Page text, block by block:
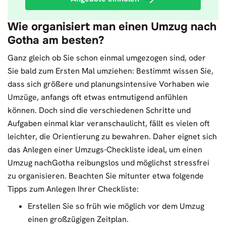
Wie organisiert man einen Umzug nach
Gotha am besten?
Ganz gleich ob Sie schon einmal umgezogen sind, oder
Sie bald zum Ersten Mal umziehen: Bestimmt wissen Sie,
dass sich größere und planungsintensive Vorhaben wie
Umzüge, anfangs oft etwas entmutigend anfühlen
können. Doch sind die verschiedenen Schritte und
Aufgaben einmal klar veranschaulicht, fällt es vielen oft
leichter, die Orientierung zu bewahren. Daher eignet sich
das Anlegen einer Umzugs-Checkliste ideal, um einen
Umzug nachGotha reibungslos und möglichst stressfrei
zu organisieren. Beachten Sie mitunter etwa folgende
Tipps zum Anlegen Ihrer Checkliste:
Erstellen Sie so früh wie möglich vor dem Umzug
einen großzügigen Zeitplan.